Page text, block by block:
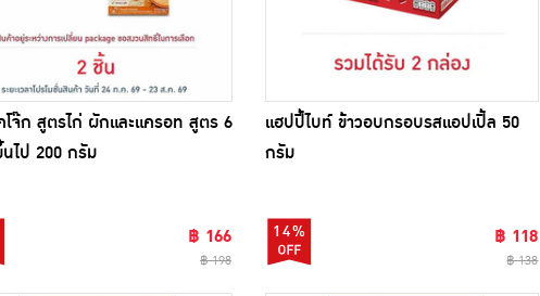
โจ๊ก สูตรไก่ ผักและแครอท สูตร 6
ไป 200 กรัม
฿ 166
฿ 198
แฮปปี้ไบท์ ข้าวอบกรอบรสแอปเปิ้ล 50
กรัม
14% ฿ 118
฿ 138